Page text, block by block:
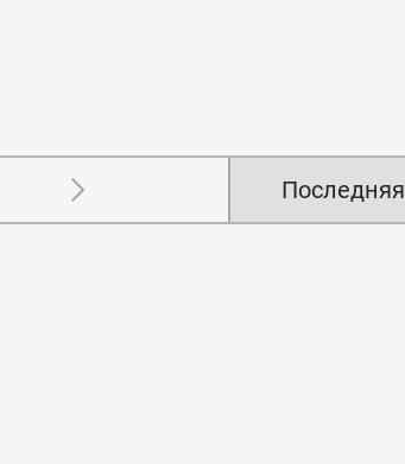
Последняя